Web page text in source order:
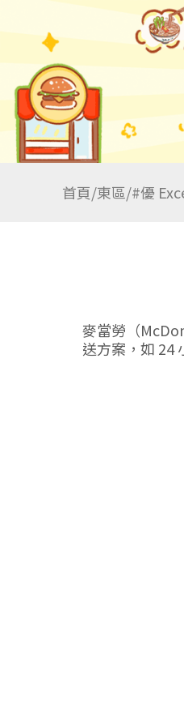
首頁/東區/#優
麥當勞（
送方案，如 24